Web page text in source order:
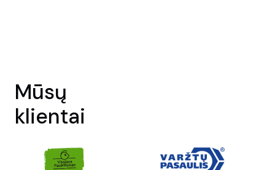
Mūsų
klientai